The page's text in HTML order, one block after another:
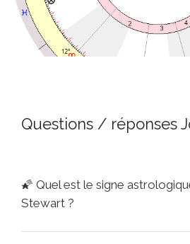
Questions / réponses
🌠 Quel est le signe
Stewart ?